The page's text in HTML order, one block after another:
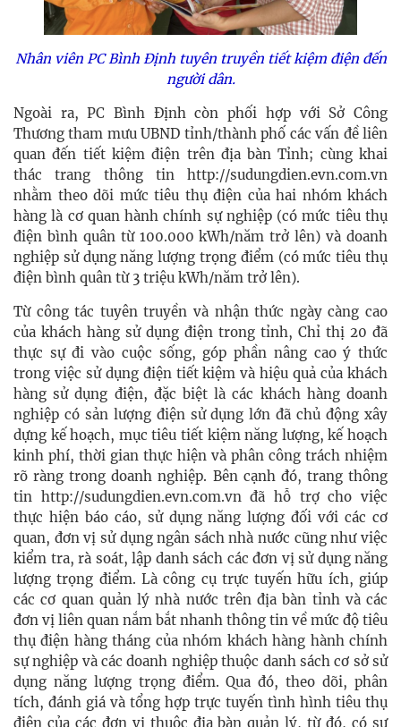
Nhân viên PC Bình Định tuyên truyền tiết kiệm điện đến
người dân.
Ngoài ra, PC Bình Định còn phối hợp với Sở Công
Thương tham mưu UBND tỉnh/thành phố các vấn đề liên
quan đến tiết kiệm điện trên địa bàn Tỉnh; cùng khai
thác trang thông tin http://sudungdien.evn.com.vn
nhằm theo dõi mức tiêu thụ điện của hai nhóm khách
hàng là cơ quan hành chính sự nghiệp (có mức tiêu thụ
điện bình quân từ 100.000 kWh/năm trở lên) và doanh
nghiệp sử dụng năng lượng trọng điểm (có mức tiêu thụ
điện bình quân từ 3 triệu kWh/năm trở lên).
Từ công tác tuyên truyền và nhận thức ngày càng cao
của khách hàng sử dụng điện trong tỉnh, Chỉ thị 20 đã
thực sự đi vào cuộc sống, góp phần nâng cao ý thức
trong việc sử dụng điện tiết kiệm và hiệu quả của khách
hàng sử dụng điện, đặc biệt là các khách hàng doanh
nghiệp có sản lượng điện sử dụng lớn đã chủ động xây
dựng kế hoạch, mục tiêu tiết kiệm năng lượng, kế hoạch
kinh phí, thời gian thực hiện và phân công trách nhiệm
rõ ràng trong doanh nghiệp. Bên cạnh đó, trang thông
tin http://sudungdien.evn.com.vn đã hỗ trợ cho việc
thực hiện báo cáo, sử dụng năng lượng đối với các cơ
quan, đơn vị sử dụng ngân sách nhà nước cũng như việc
kiểm tra, rà soát, lập danh sách các đơn vị sử dụng năng
lượng trọng điểm. Là công cụ trực tuyến hữu ích, giúp
các cơ quan quản lý nhà nước trên địa bàn tỉnh và các
đơn vị liên quan nắm bắt nhanh thông tin về mức độ tiêu
thụ điện hàng tháng của nhóm khách hàng hành chính
sự nghiệp và các doanh nghiệp thuộc danh sách cơ sở sử
dụng năng lượng trọng điểm. Qua đó, theo dõi, phân
tích, đánh giá và tổng hợp trực tuyến tình hình tiêu thụ
điện của các đơn vị thuộc địa bàn quản lý, từ đó, có sự